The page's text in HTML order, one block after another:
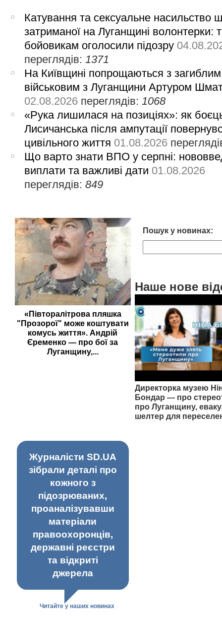
Катування та сексуальне насильство
затриманої на Луганщині волонтерки:
бойовикам оголосили підозру
переглядів:1371
На Київщині попрощаються з загиблим
військовим з Луганщини Артуром
02.08.2026 переглядів:1068
«Рука лишилася на позиціях»: як
Лисичанська після ампутації
цивільного життя 01.08.2026
Що варто знати ВПО у серпні:
виплати та важливі дати 01.08.2026
переглядів:849
«Півторалітрова пляшка
"Прозорої" може коштувати
комусь життя». Андрій
Єременко — про бої за
Луганщину,...
Пошук у новинах:
Наше нове
Директорка музею
Бондар — про
про Луганщину,
шелтер для
Журналісти SD.UA
зібрали деталі про
кожного з
підозрюваних,
проаналізувавши
матеріали
правоохоронців,
державні реєстри
та відкриті
джерела
Читайте у наших новинах